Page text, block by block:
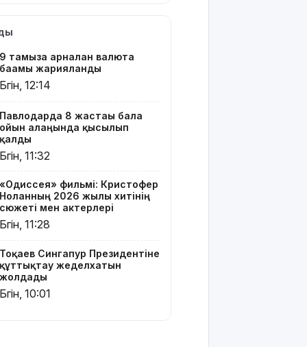
Түркия
Украина
арасында
жаңа
жасауды
ұсынды
Бүгін –
күні
9 тамызға
арналған
болжамы
МӘЛІМ
АПТА: 2026
9 тамызға арналған валюта
бағамы жарияланды
Бүгін, 12:14
Павлодарда 8 жастағы бала
ойын алаңында қысылып
қалды
Бүгін, 11:32
«Одиссея» фильмі: Кристофер
Ноланның 2026 жылғы хитінің
сюжеті мен актерлері
Бүгін, 11:28
Тоқаев Сингапур Президентіне
құттықтау жеделхатын
жолдады
Бүгін, 10:01